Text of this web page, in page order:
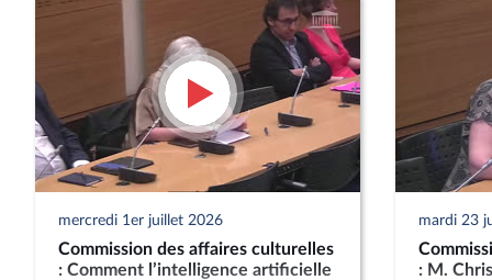
mercredi 1er juillet 2026
Commission des affaires culturelles
: Comment l’intelligence artificielle
mardi 23
: M.